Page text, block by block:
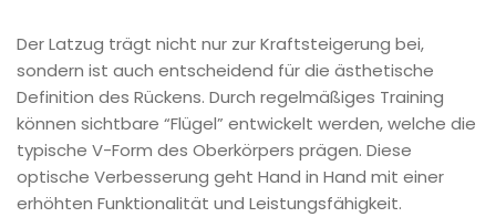
Der Latzug trägt nicht nur zur Kraftsteigerung bei,
sondern ist auch entscheidend für die ästhetische
Definition des Rückens. Durch regelmäßiges Training
können sichtbare “Flügel” entwickelt werden, welche die
typische V-Form des Oberkörpers prägen. Diese
optische Verbesserung geht Hand in Hand mit einer
erhöhten Funktionalität und Leistungsfähigkeit.